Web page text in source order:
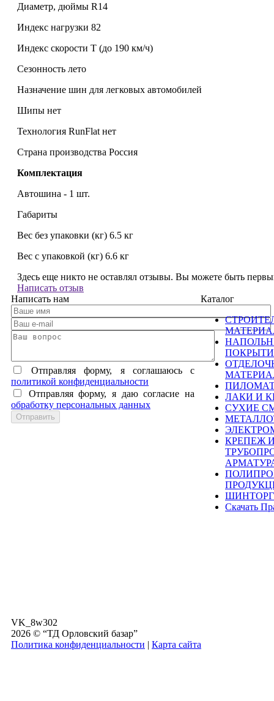
Диаметр, дюймы R14
Индекс нагрузки 82
Индекс скорости T (до 190 км/ч)
Сезонность лето
Назначение шин для легковых автомобилей
Шипы нет
Технология RunFlat нет
Страна производства Россия
Комплектация
Автошина - 1 шт.
Габариты
Вес без упаковки (кг) 6.5 кг
Вес с упаковкой (кг) 6.6 кг
Здесь еще никто не оставлял отзывы. Вы можете быть
Написать отзыв
Написать нам
Отправляя форму, я соглашаюсь c
политикой конфиденциальности
Отправляя форму, я даю согласие на
обработку персональных данных
Каталог
ЛАКИ И
СУХИЕ
КРЕПЕЖ
ШИНТОРГ
Скачать
VK_8w302
2026 © “ТД Орловский базар”
Политика конфиденциальности | Карта сайта